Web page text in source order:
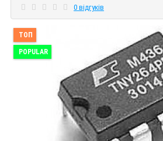
0 відгуків
ТОП
POPULAR